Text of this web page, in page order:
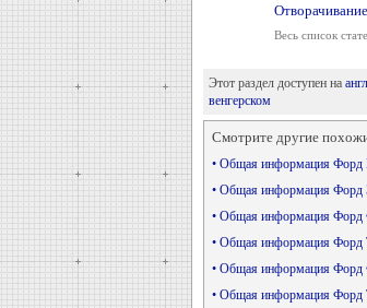
Весь список
Этот раздел доступен на
венгерском
Смотрите другие
• Общая информация Форд
• Общая информация Форд
• Общая информация Форд
• Общая информация Форд
• Общая информация
• Общая информация Форд